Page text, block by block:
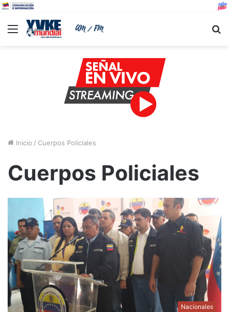
Menu
Inicio / Cuerpos Policiales
Cuerpos Policiales
Nacionales